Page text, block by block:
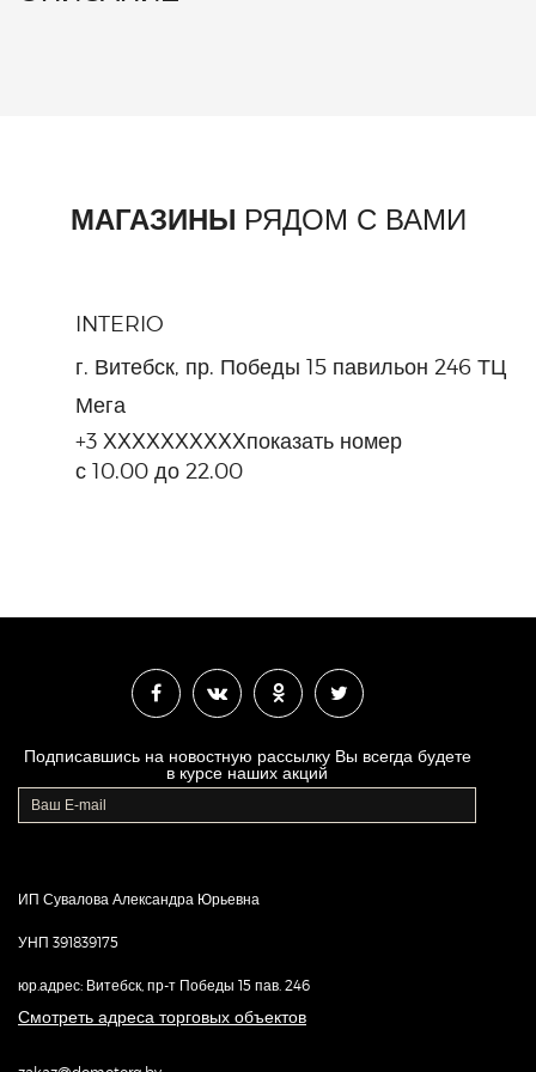
МАГАЗИНЫ РЯДОМ С ВАМИ
INTERIO
г. Витебск, пр. Победы 15 павильон 246 ТЦ
Мега
+3 XXXXXXXXXXпоказать номер
с 10.00 до 22.00
Подписавшись на новостную рассылку Вы всегда будете
в курсе наших акций
ИП Сувалова Александра Юрьевна
УНП 391839175
юр.адрес: Витебск, пр-т Победы 15 пав. 246
Смотреть адреса торговых объектов